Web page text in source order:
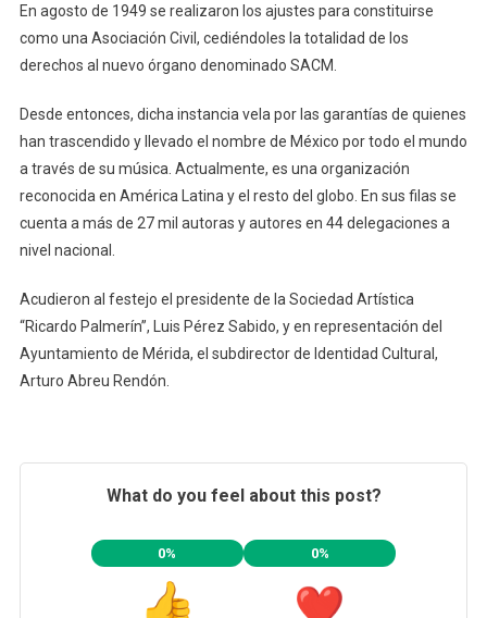
En agosto de 1949 se realizaron los ajustes para constituirse
como una Asociación Civil, cediéndoles la totalidad de los
derechos al nuevo órgano denominado SACM.
Desde entonces, dicha instancia vela por las garantías de quienes
han trascendido y llevado el nombre de México por todo el mundo
a través de su música. Actualmente, es una organización
reconocida en América Latina y el resto del globo. En sus filas se
cuenta a más de 27 mil autoras y autores en 44 delegaciones a
nivel nacional.
Acudieron al festejo el presidente de la Sociedad Artística
“Ricardo Palmerín”, Luis Pérez Sabido, y en representación del
Ayuntamiento de Mérida, el subdirector de Identidad Cultural,
Arturo Abreu Rendón.
What do you feel about this post?
0% 0%